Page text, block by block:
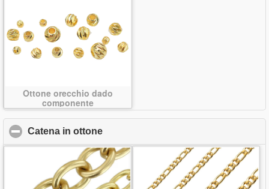
Ottone orecchio dado
componente
Catena in ottone